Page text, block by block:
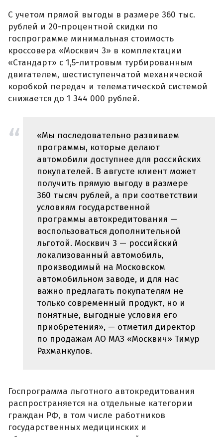
С учетом прямой выгоды в размере 360 тыс.
рублей и 20-процентной скидки по
госпрограмме минимальная стоимость
кроссовера «Москвич 3» в комплектации
«Стандарт» с 1,5-литровым турбированным
двигателем, шестиступенчатой механической
коробкой передач и телематической системой
снижается до 1 344 000 рублей.
«Мы последовательно развиваем
программы, которые делают
автомобили доступнее для российских
покупателей. В августе клиент может
получить прямую выгоду в размере
360 тысяч рублей, а при соответствии
условиям государственной
программы автокредитования —
воспользоваться дополнительной
льготой. Москвич 3 — российский
локализованный автомобиль,
производимый на Московском
автомобильном заводе, и для нас
важно предлагать покупателям не
только современный продукт, но и
понятные, выгодные условия его
приобретения», — отметил директор
по продажам АО МАЗ «Москвич» Тимур
Рахманкулов.
Госпрограмма льготного автокредитования
распространяется на отдельные категории
граждан РФ, в том числе работников
государственных медицинских и